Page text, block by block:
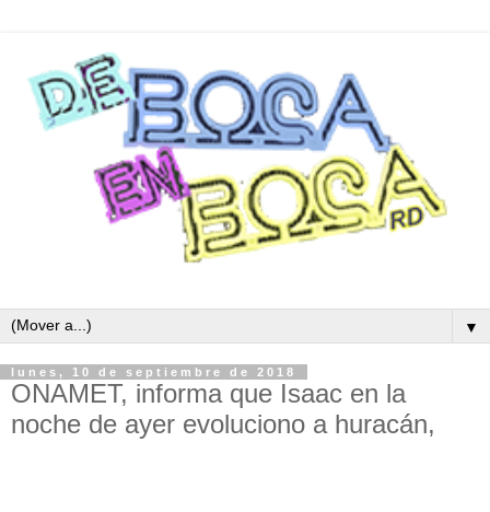
▼
lunes, 10 de septiembre de 2018
ONAMET, informa que Isaac en la
noche de ayer evoluciono a huracán,